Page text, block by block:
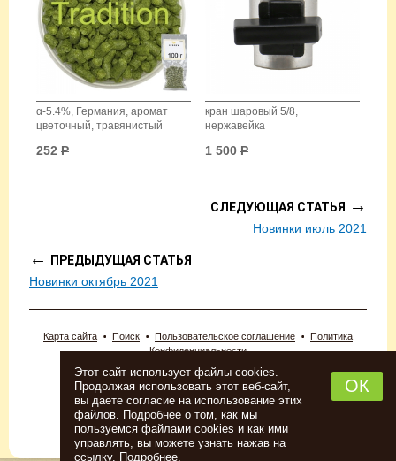
α-5.4%, Германия, аромат
цветочный, травянистый
252 Р
кран шаровый 5/8,
нержавейка
1 500 Р
СЛЕДУЮЩАЯ СТАТЬЯ →
Новинки июль 2021
←
ПРЕДЫДУЩАЯ СТАТЬЯ
Новинки октябрь 2021
Интернет-магазин создан в
Информация о сайте
Карта сайта Поиск Пользовательское соглашение
Политика
Конфиденциальности
© 2026 «Новопермский пивовар».
ИП Новоселова Анна Леонидовна.
Тел: (342) 243-22-00, 2-409-203
Адрес: г. Пермь, Комсомольский проспект, 98
Этот сайт использует файлы cookies.
Продолжая использовать этот веб-сайт,
вы даете согласие на использование этих
файлов. Подробнее о том, как мы
пользуемся файлами cookies и как ими
управлять, вы можете узнать нажав на
ссылку. Подробнее
ОК